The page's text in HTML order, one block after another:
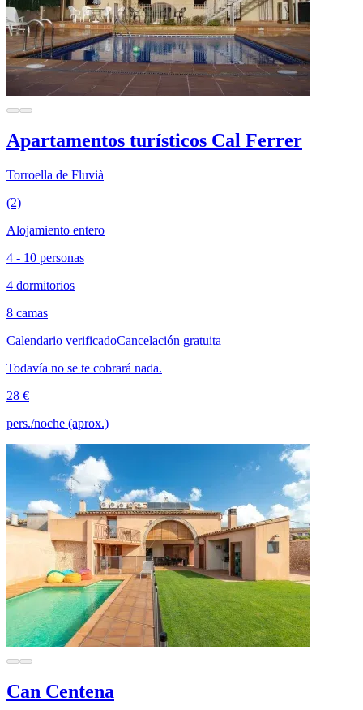
Apartamentos turísticos Cal Ferrer
Torroella de Fluvià
(2)
Alojamiento entero
4 - 10 personas
4 dormitorios
8 camas
Calendario verificadoCancelación gratuita
Todavía no se te cobrará nada.
28 €
pers./noche (aprox.)
Can Centena